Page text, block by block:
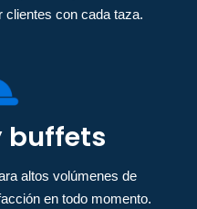
clientes con cada taza.
buffets
altos volúmenes de
en todo momento.